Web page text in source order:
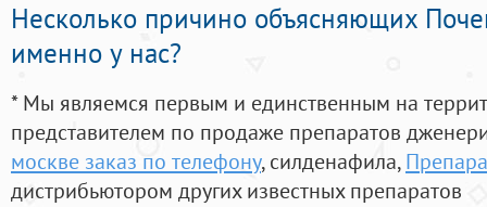
Несколько причино объясняющих
именно у нас?
* Мы являемся первым и единственным на
представителем по продаже препаратов
москве заказ по телефону, силденафила,
дистрибьютором других известных препаратов